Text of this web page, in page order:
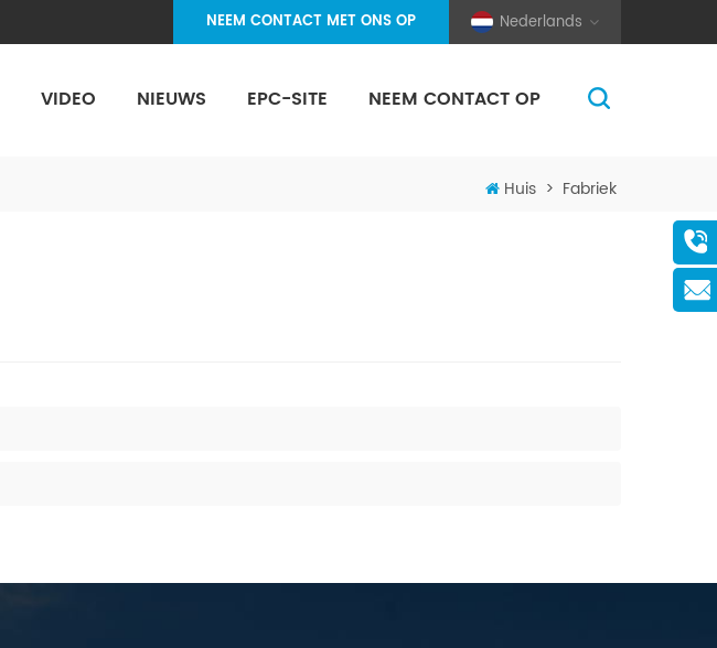
Nederlands
NEEM CONTACT MET ONS OP
VIDEO NIEUWS EPC-SITE NEEM CONTACT OP
Huis > Fabriek